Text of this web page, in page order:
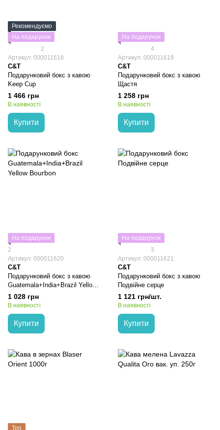
Рекомендуємо
На подарунок
2
Артикул: 000011618
C&T
Подарунковий бокс з кавою
Keep Cup
1 466 грн
В наявності
Купити
На подарунок
4
Артикул: 000011619
C&T
Подарунковий бокс з кавою
Щастя
1 258 грн
В наявності
Купити
На подарунок
2
Артикул: 000011620
C&T
Подарунковий бокс з кавою
Guatemala+India+Brazil Yellow
Bourbon
1 028 грн
В наявності
Купити
На подарунок
3
Артикул: 000011621
C&T
Подарунковий бокс з кавою
Подвійне серце
1 121 грн/шт.
В наявності
Купити
Топ